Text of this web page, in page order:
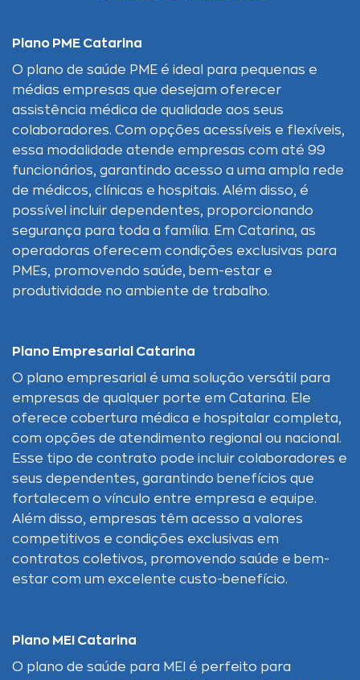
Plano PME Catarina
O plano de saúde PME é ideal para pequenas e
médias empresas que desejam oferecer
assistência médica de qualidade aos seus
colaboradores. Com opções acessíveis e flexíveis,
essa modalidade atende empresas com até 99
funcionários, garantindo acesso a uma ampla rede
de médicos, clínicas e hospitais. Além disso, é
possível incluir dependentes, proporcionando
segurança para toda a família. Em Catarina, as
operadoras oferecem condições exclusivas para
PMEs, promovendo saúde, bem-estar e
produtividade no ambiente de trabalho.
Plano Empresarial Catarina
O plano empresarial é uma solução versátil para
empresas de qualquer porte em Catarina. Ele
oferece cobertura médica e hospitalar completa,
com opções de atendimento regional ou nacional.
Esse tipo de contrato pode incluir colaboradores e
seus dependentes, garantindo benefícios que
fortalecem o vínculo entre empresa e equipe.
Além disso, empresas têm acesso a valores
competitivos e condições exclusivas em
contratos coletivos, promovendo saúde e bem-
estar com um excelente custo-benefício.
Plano MEI Catarina
O plano de saúde para MEI é perfeito para